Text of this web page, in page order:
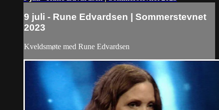
9 juli - Rune Edvardsen | Sommerstevnet
2023
Kveldsmøte med Rune Edvardsen